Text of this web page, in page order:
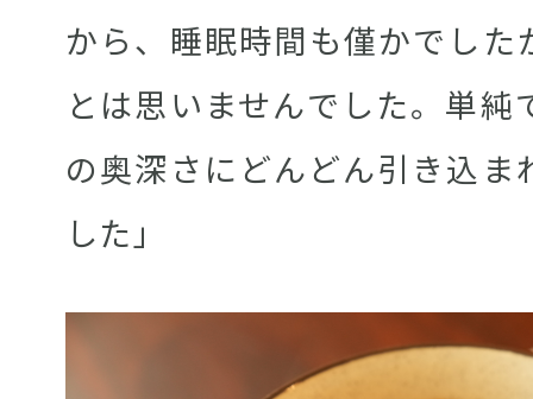
から、睡眠時間も僅かでした
とは思いませんでした。単
の奥深さにどんどん引き込ま
した」